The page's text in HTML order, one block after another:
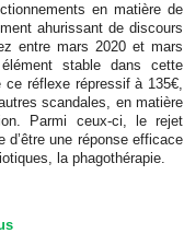
en matière de
ahurissant de discours
entre mars 2020 et mars
stable dans cette
ce réflexe répressif à 135€,
scandales, en matière
Parmi ceux-ci, le rejet
d’être une réponse efficace
la phagothérapie.